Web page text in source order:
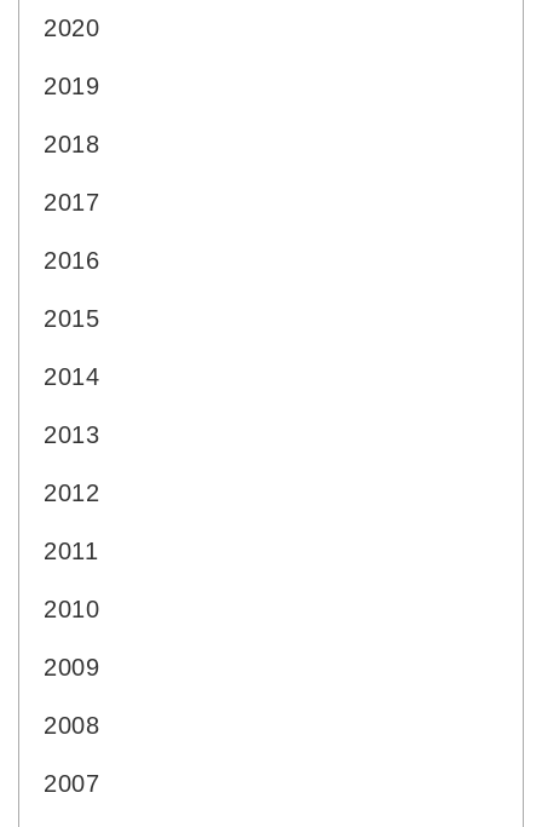
2020
2019
2018
2017
2016
2015
2014
2013
2012
2011
2010
2009
2008
2007